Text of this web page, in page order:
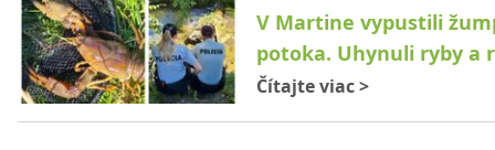
V Martine vypustili
potoka. Uhynuli ryby a
Čítajte viac>